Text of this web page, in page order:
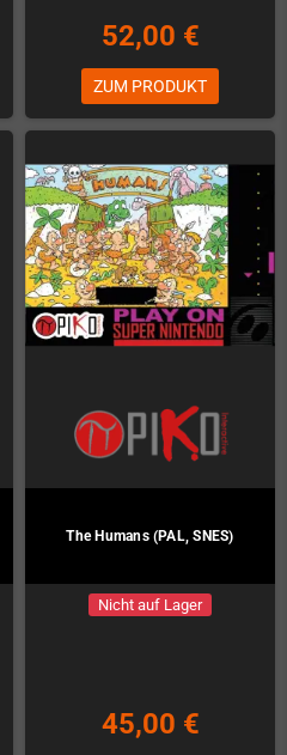
52,00 €
ZUM PRODUKT
The Humans (PAL, SNES)
Nicht auf Lager
45,00 €